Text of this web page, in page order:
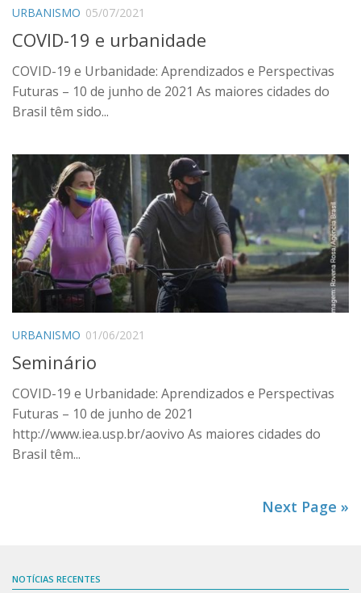
URBANISMO 05/07/2021
COVID-19 e urbanidade
COVID-19 e Urbanidade: Aprendizados e Perspectivas
Futuras – 10 de junho de 2021 As maiores cidades do
Brasil têm sido...
URBANISMO 01/06/2021
Seminário
COVID-19 e Urbanidade: Aprendizados e Perspectivas
Futuras – 10 de junho de 2021
http://www.iea.usp.br/aovivo As maiores cidades do
Brasil têm...
Next Page »
NOTÍCIAS RECENTES